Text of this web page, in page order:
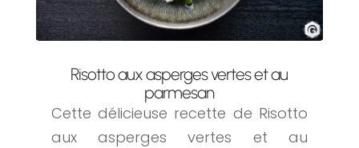
Risotto aux asperges vertes et au
parmesan
Cette délicieuse recette de Risotto
aux asperges vertes et au